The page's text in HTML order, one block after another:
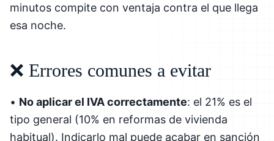
minutos compite con ventaja contra el que llega
esa noche.
❌ Errores comunes a evitar
• No aplicar el IVA correctamente: el 21% es el
tipo general (10% en reformas de vivienda
habitual). Indicarlo mal puede acabar en sanción